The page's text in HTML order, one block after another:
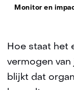
Thema:
Monitor en
Hoe staat het
vermogen
blijkt dat